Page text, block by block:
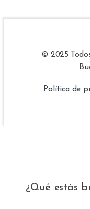
© 2025
Política de
¿Qué estás